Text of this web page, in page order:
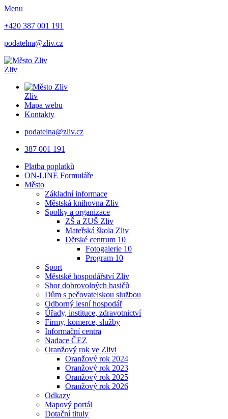
Menu
+420 387 001 191
podatelna@zliv.cz
Zliv
Zliv
Mapa webu
Kontakty
podatelna@zliv.cz
387 001 191
Platba poplatků
ON-LINE Formuláře
Město
Základní informace
Městská knihovna Zliv
Spolky a organizace
ZŠ a ZUŠ Zliv
Mateřská škola Zliv
Dětské centrum 10
Fotogalerie 10
Program 10
Sport
Městské hospodářství Zliv
Sbor dobrovolných hasičů
Dům s pečovatelskou službou
Odborný lesní hospodář
Úřady, instituce, zdravotnictví
Firmy, komerce, služby
Informační centra
Nadace ČEZ
Oranžový rok ve Zlivi
Oranžový rok 2024
Oranžový rok 2023
Oranžový rok 2025
Oranžový rok 2026
Odkazy
Mapový portál
Dotační tituly